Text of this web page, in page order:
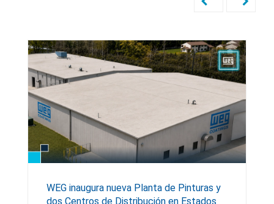
WEG inaugura nueva Planta de Pinturas y
dos Centros de Distribución en Estados